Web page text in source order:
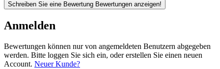
Schreiben Sie eine Bewertung Bewertungen anzeigen!
Anmelden
Bewertungen können nur von angemeldeten Benutzern abgegeben
werden. Bitte loggen Sie sich ein, oder erstellen Sie einen neuen
Account. Neuer Kunde?